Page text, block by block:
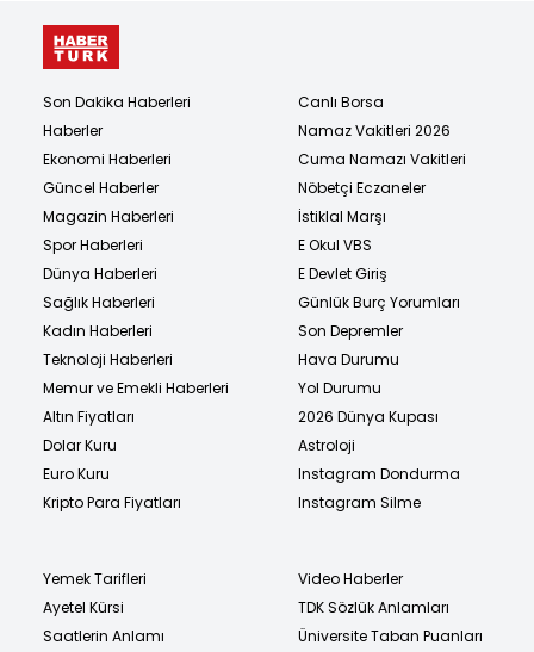
Son Dakika Haberleri
Haberler
Ekonomi Haberleri
Güncel Haberler
Magazin Haberleri
Spor Haberleri
Dünya Haberleri
Sağlık Haberleri
Kadın Haberleri
Teknoloji Haberleri
Memur ve Emekli Haberleri
Altın Fiyatları
Dolar Kuru
Euro Kuru
Kripto Para Fiyatları
Canlı Borsa
Namaz Vakitleri 2026
Cuma Namazı Vakitleri
Nöbetçi Eczaneler
İstiklal Marşı
E Okul VBS
E Devlet Giriş
Günlük Burç Yorumları
Son Depremler
Hava Durumu
Yol Durumu
2026 Dünya Kupası
Astroloji
Instagram Dondurma
Instagram Silme
Yemek Tarifleri
Ayetel Kürsi
Saatlerin Anlamı
Video Haberler
TDK Sözlük Anlamları
Üniversite Taban Puanları